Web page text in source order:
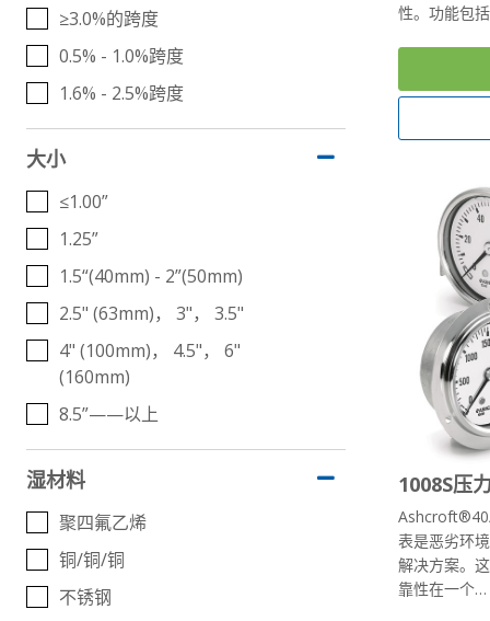
≥3.0%的跨度
0.5% - 1.0%跨度
1.6% - 2.5%跨度
大小
≤1.00”
1.25”
1.5“(40mm) - 2”(50mm)
2.5" (63mm)， 3"， 3.5"
4" (100mm)， 4.5"， 6"
(160mm)
8.5”——以上
湿材料
聚四氟乙烯
铜/铜/铜
不锈钢
性。功能包
1008S压
表是恶劣环
解决方案。
靠性在一个…